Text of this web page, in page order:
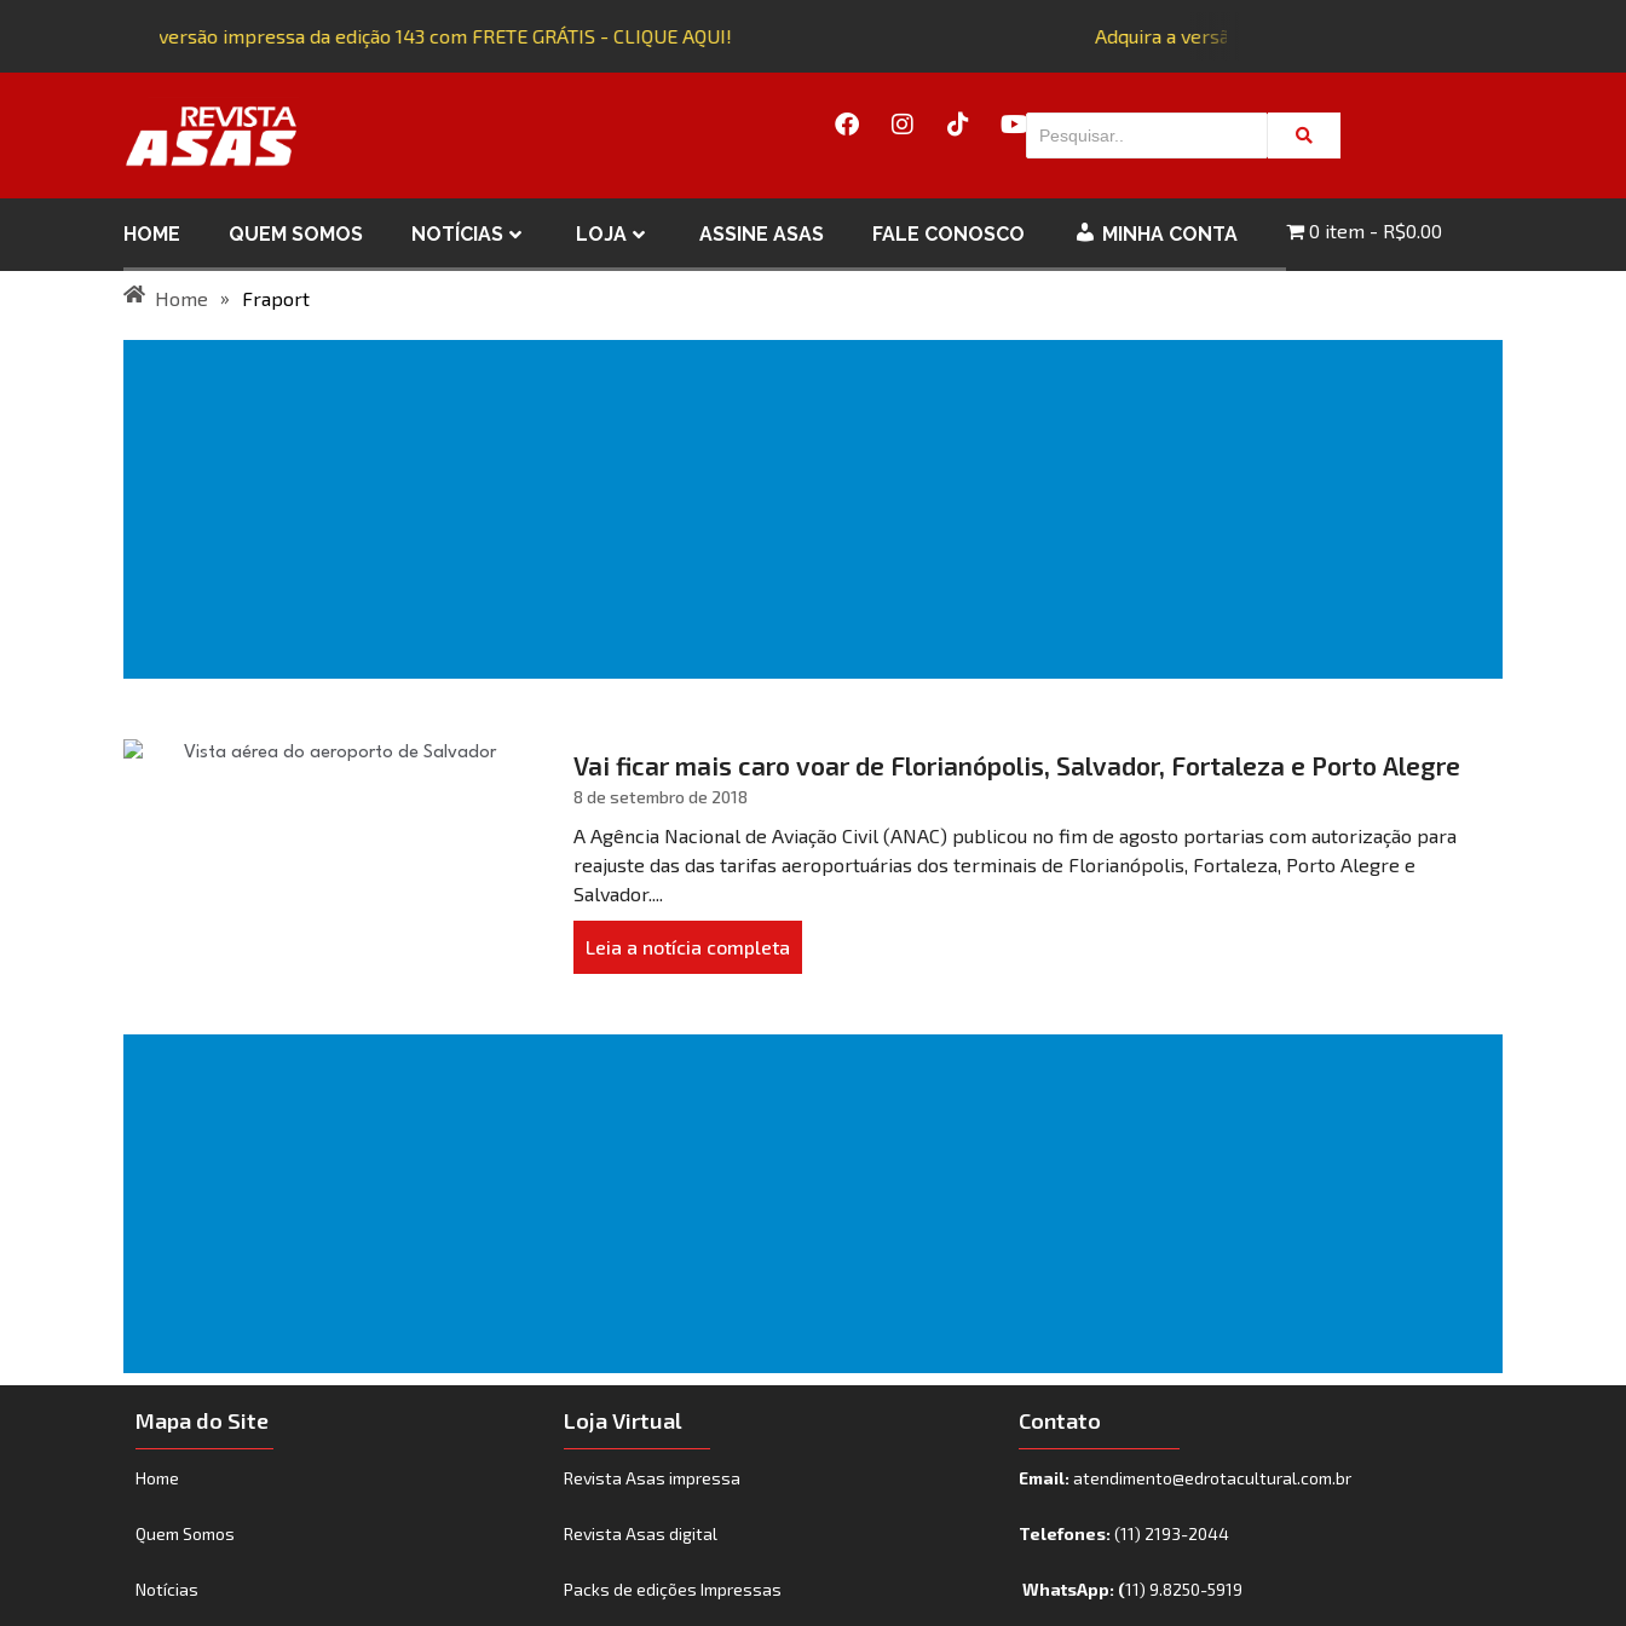
Adquira a versão impressa da edição 143 com FRETE GRÁTIS - CLIQUE AQUI! Adquira a versão impressa da edição 143 com FRETE GRÁTIS
HOME QUEM SOMOS NOTÍCIAS LOJA ASSINE ASAS FALE CONOSCO MINHA CONTA 0 item R$0.00
Home » Fraport
Vai ficar mais caro voar de Florianópolis, Salvador, Fortaleza e Porto Alegre
8 de setembro de 2018
A Agência Nacional de Aviação Civil (ANAC) publicou no fim de agosto portarias com autorização para
reajuste das das tarifas aeroportuárias dos terminais de Florianópolis, Fortaleza, Porto Alegre e
Salvador....
Leia a notícia completa
Mapa do Site
Home
Quem Somos
Notícias
Loja Virtual
Revista Asas impressa
Revista Asas digital
Packs de edições Impressas
Contato
Email:atendimento@edrotacultural.com.br
Telefones:(11) 2193-2044
WhatsApp: (11) 9.8250-5919